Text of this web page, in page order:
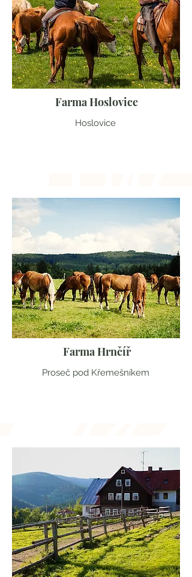
Farma Hoslovice
Hoslovice
Farma Hrnčíř
Proseč pod Křemešníkem